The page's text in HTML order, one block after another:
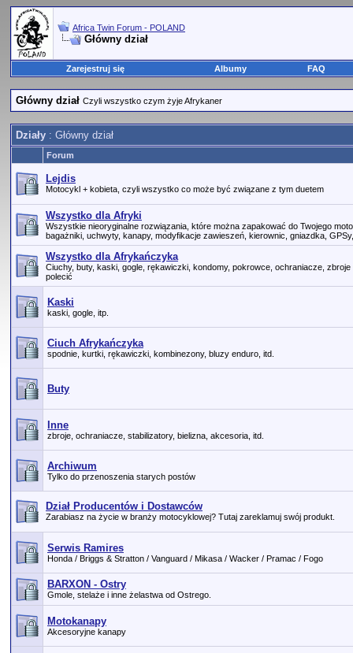
Africa Twin Forum - POLAND
Główny dział
Zarejestruj się Albumy FAQ
Główny dział Czyli wszystko czym żyje Afrykaner
Działy : Główny dział
Forum
Lejdis
Motocykl + kobieta, czyli wszystko co może być związane z tym duetem
Wszystko dla Afryki
Wszystkie nieoryginalne rozwiązania, które można zapakować do Twojego
bagażniki, uchwyty, kanapy, modyfikacje zawieszeń, kierownic, gniazdka,
Wszystko dla Afrykańczyka
Ciuchy, buty, kaski, gogle, rękawiczki, kondomy, pokrowce, ochraniacze,
polecić
Kaski
kaski, gogle, itp.
Ciuch Afrykańczyka
spodnie, kurtki, rękawiczki, kombinezony, bluzy enduro, itd.
Buty
Inne
zbroje, ochraniacze, stabilizatory, bielizna, akcesoria, itd.
Archiwum
Tylko do przenoszenia starych postów
Dział Producentów i Dostawców
Zarabiasz na życie w branży motocyklowej? Tutaj zareklamuj swój produkt.
Serwis Ramires
Honda / Briggs & Stratton / Vanguard / Mikasa / Wacker / Pramac / Fogo
BARXON - Ostry
Gmole, stelaże i inne żelastwa od Ostrego.
Motokanapy
Akcesoryjne kanapy